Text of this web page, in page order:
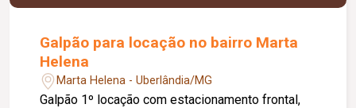
Galpão para locação no bairro Marta
Helena
Marta Helena - Uberlândia/MG
Galpão 1º locação com estacionamento frontal,